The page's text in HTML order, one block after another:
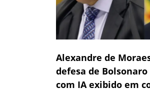
Alexandre de
defesa de
com IA exibido em